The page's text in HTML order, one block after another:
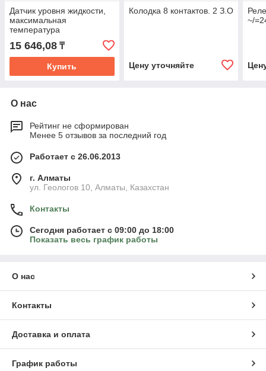
Датчик уровня жидкости,
максимальная
температура
эксплуатации 200 °C
15 646,08 ₸
Купить
Колодка 8 контактов. 2 З.О
Цену уточняйте
~/
О нас
Рейтинг не сформирован
Менее 5 отзывов за последний год
Работает с 26.06.2013
г. Алматы
ул. Геологов 10, Алматы, Казахстан
Контакты
Сегодня работает с 09:00 до 18:00
Показать весь график работы
О нас
Контакты
Доставка и оплата
График работы